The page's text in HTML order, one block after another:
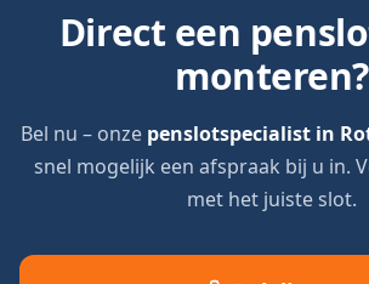
Direct een
monteren?
Bel nu – onze penslotspecialist in
snel mogelijk een afspraak bij u in.
met het juiste slot.